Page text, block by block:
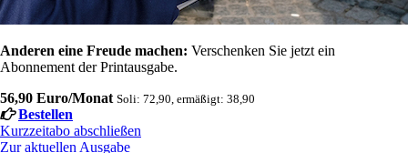
Anderen eine Freude machen: Verschenken Sie jetzt ein
Abonnement der Printausgabe.
56,90 Euro/Monat Soli: 72,90, ermäßigt: 38,90
Bestellen
Kurzzeitabo abschließen
Zur aktuellen Ausgabe